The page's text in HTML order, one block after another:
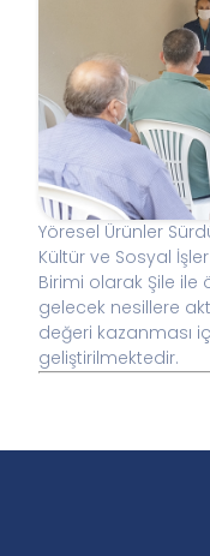
Yöresel Ürünler
Kültür ve Sosyal
Birimi olarak Şile ile
gelecek nesillere
değeri kazanması
geliştirilmektedir.